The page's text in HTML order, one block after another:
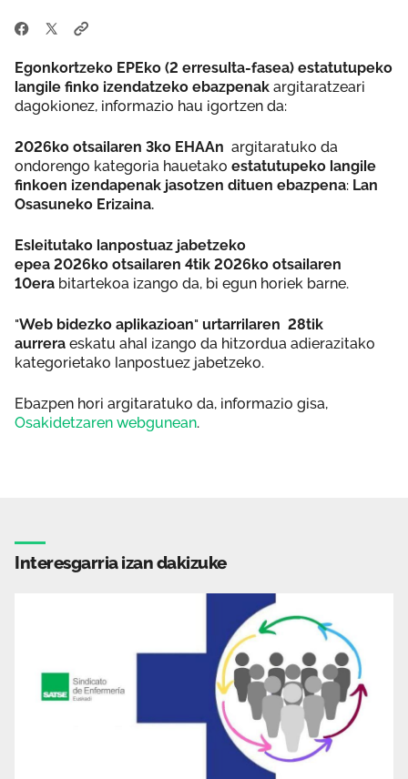
Egonkortzeko EPEko (2 erresulta-fasea) estatutupeko
langile finko izendatzeko ebazpenak argitaratzeari
dagokionez, informazio hau igortzen da:
2026ko otsailaren 3ko EHAAn argitaratuko da
ondorengo kategoria hauetako estatutupeko langile
finkoen izendapenak jasotzen dituen ebazpena: Lan
Osasuneko Erizaina.
Esleitutako lanpostuaz jabetzeko
epea 2026ko otsailaren 4tik 2026ko otsailaren
10era bitartekoa izango da, bi egun horiek barne.
"Web bidezko aplikazioan" urtarrilaren 28tik
aurrera eskatu ahal izango da hitzordua adierazitako
kategorietako lanpostuez jabetzeko.
Ebazpen hori argitaratuko da, informazio gisa,
Osakidetzaren webgunean.
Interesgarria izan dakizuke